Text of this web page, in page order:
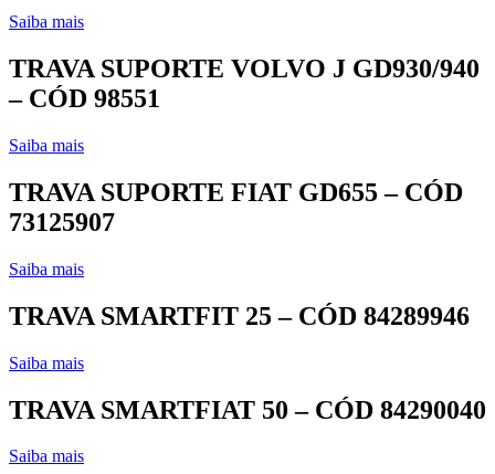
Saiba mais
TRAVA SUPORTE VOLVO J GD930/940
– CÓD 98551
Saiba mais
TRAVA SUPORTE FIAT GD655 – CÓD
73125907
Saiba mais
TRAVA SMARTFIT 25 – CÓD 84289946
Saiba mais
TRAVA SMARTFIAT 50 – CÓD 84290040
Saiba mais